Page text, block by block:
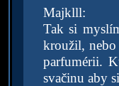
Majklll:
Tak si
kroužil, nebo
parfumérii.
svačinu aby